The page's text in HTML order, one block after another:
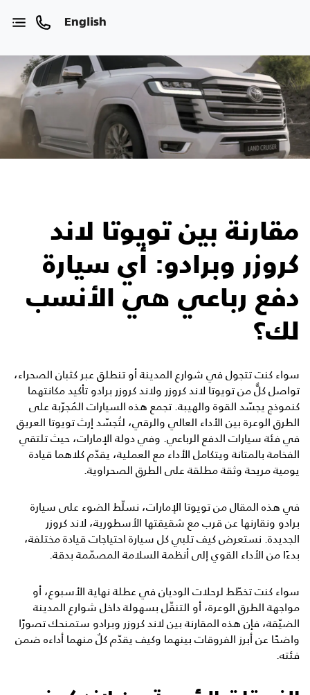
English
مقارنة بين تويوتا لاند
كروزر وبرادو: أي سيارة
دفع رباعي هي الأنسب
لك؟
سواء كنت تتجول في شوارع المدينة أو تنطلق عبر كثبان الصحراء،
تواصل كلٌّ منتويوتا لاند كروزر ولاند كروزر برادو تأكيد مكانتهما
كنموذج يجسّد القوة والهيبة. تجمع هذه السيارات المُجرّبة على
الطرق الوعرة بين الأداء العالي والرقي، لتُجسّد إرث تويوتا العريق
في فئة سيارات الدفع الرباعي. وفي دولة الإمارات، حيث تلتقي
الفخامة بالمتانة ويتكامل الأداء مع العملية، يقدّم كلاهما قيادة
يومية مريحة وثقة مطلقة على الطرق الصحراوية.
في هذه المقال من تويوتا الإمارات، نسلّط الضوء على سيارة
برادو ونقارنها عن قرب مع شقيقتها الأسطورية، لاند كروزر
الجديدة. نستعرض كيف تلبي كل سيارة احتياجات قيادة مختلفة،
بدءًا من الأداء القوي إلى أنظمة السلامة المصمّمة بدقة.
سواء كنت تخطّط لرحلات الوديان في عطلة نهاية الأسبوع، أو
مواجهة الطرق الوعرة، أو التنقّل بسهولة داخل شوارع المدينة
الضيّقة، فإن هذه المقارنة بين لاند كروزر وبرادو ستمنحك تصورًا
واضحًا عن أبرز الفروقات بينهما وكيف يقدّم كلٌ منهما أداءه ضمن
فئته.